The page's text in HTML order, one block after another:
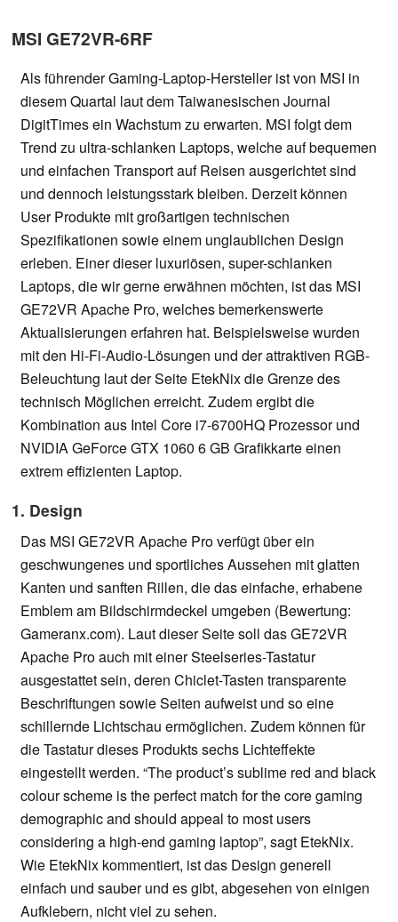
MSI GE72VR-6RF
Als führender Gaming-Laptop-Hersteller ist von MSI in
diesem Quartal laut dem Taiwanesischen Journal
DigitTimes ein Wachstum zu erwarten. MSI folgt dem
Trend zu ultra-schlanken Laptops, welche auf bequemen
und einfachen Transport auf Reisen ausgerichtet sind
und dennoch leistungsstark bleiben. Derzeit können
User Produkte mit großartigen technischen
Spezifikationen sowie einem unglaublichen Design
erleben. Einer dieser luxuriösen, super-schlanken
Laptops, die wir gerne erwähnen möchten, ist das MSI
GE72VR Apache Pro, welches bemerkenswerte
Aktualisierungen erfahren hat. Beispielsweise wurden
mit den Hi-Fi-Audio-Lösungen und der attraktiven RGB-
Beleuchtung laut der Seite EtekNix die Grenze des
technisch Möglichen erreicht. Zudem ergibt die
Kombination aus Intel Core i7-6700HQ Prozessor und
NVIDIA GeForce GTX 1060 6 GB Grafikkarte einen
extrem effizienten Laptop.
1. Design
Das MSI GE72VR Apache Pro verfügt über ein
geschwungenes und sportliches Aussehen mit glatten
Kanten und sanften Rillen, die das einfache, erhabene
Emblem am Bildschirmdeckel umgeben (Bewertung:
Gameranx.com). Laut dieser Seite soll das GE72VR
Apache Pro auch mit einer Steelseries-Tastatur
ausgestattet sein, deren Chiclet-Tasten transparente
Beschriftungen sowie Seiten aufweist und so eine
schillernde Lichtschau ermöglichen. Zudem können für
die Tastatur dieses Produkts sechs Lichteffekte
eingestellt werden. “The product’s sublime red and black
colour scheme is the perfect match for the core gaming
demographic and should appeal to most users
considering a high-end gaming laptop”, sagt EtekNix.
Wie EtekNix kommentiert, ist das Design generell
einfach und sauber und es gibt, abgesehen von einigen
Aufklebern, nicht viel zu sehen.